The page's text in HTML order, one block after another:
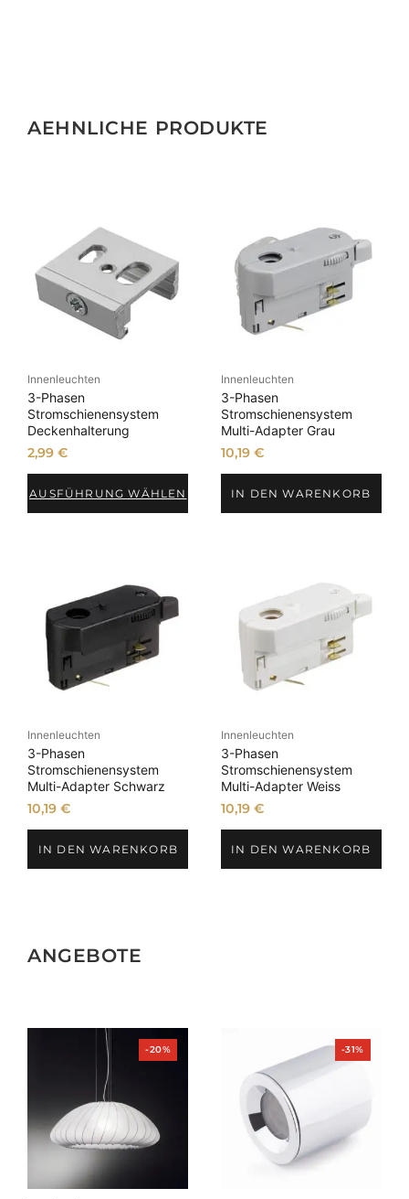
AEHNLICHE PRODUKTE
Innenleuchten
3-Phasen
Stromschienensystem
Deckenhalterung
2,99€
AUSFÜHRUNG WÄHLEN
Innenleuchten
3-Phasen
Stromschienensystem
Multi-Adapter Grau
10,19 €
IN DEN WARENKORB
Innenleuchten
3-Phasen
Stromschienensystem
Multi-Adapter Schwarz
10,19€
IN DEN WARENKORB
Innenleuchten
3-Phasen
Stromschienensystem
Multi-Adapter Weiss
10,19 €
IN DEN WARENKORB
ANGEBOTE
-20%Produkt
im
-31%Produkt
im